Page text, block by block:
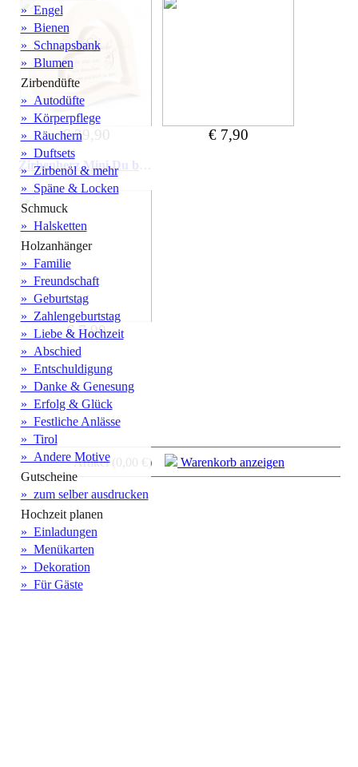
» Engel
» Bienen
» Schnapsbank
» Blumen
Zirbendüfte
» Autodüfte
» Körperpflege
» Räuchern
» Duftsets
» Zirbenöl & mehr
» Späne & Locken
Schmuck
» Halsketten
Holzanhänger
» Familie
» Freundschaft
» Geburtstag
» Zahlengeburtstag
» Liebe & Hochzeit
» Abschied
» Entschuldigung
» Danke & Genesung
» Erfolg & Glück
» Festliche Anlässe
» Tirol
» Andere Motive
Gutscheine
» zum selber ausdrucken
Hochzeit planen
» Einladungen
» Menükarten
» Dekoration
» Für Gäste
€ 39,90 € 7,90
Zirbenherz Mini Du bist wundervoll
€ 7,90
Artikel (0,00 €) Warenkorb anzeigen